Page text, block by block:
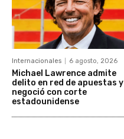
Internacionales 6 agosto, 2026
Michael Lawrence admite
delito en red de apuestas y
negoció con corte
estadounidense